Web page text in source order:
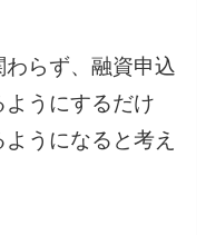
らず、融資申込
うにするだけ
うになると考え